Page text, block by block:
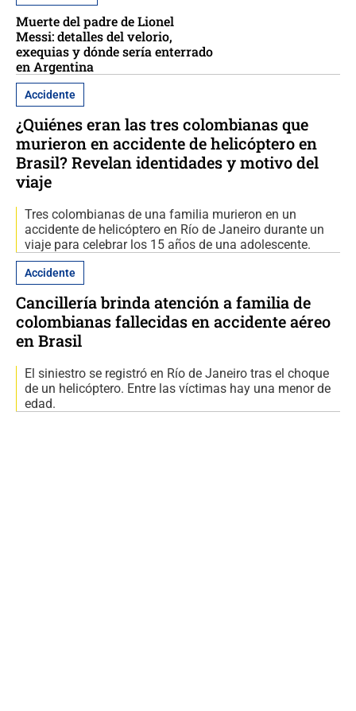
Muerte del padre de Lionel
Messi: detalles del velorio,
exequias y dónde sería enterrado
en Argentina
Accidente
¿Quiénes eran las tres colombianas que
murieron en accidente de helicóptero en
Brasil? Revelan identidades y motivo del
viaje
Tres colombianas de una familia murieron en un
accidente de helicóptero en Río de Janeiro durante un
viaje para celebrar los 15 años de una adolescente.
Accidente
Cancillería brinda atención a familia de
colombianas fallecidas en accidente aéreo
en Brasil
El siniestro se registró en Río de Janeiro tras el choque
de un helicóptero. Entre las víctimas hay una menor de
edad.